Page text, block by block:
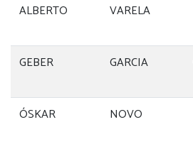
ALBERTO VARELA
GEBER GARCIA
ÓSKAR NOVO